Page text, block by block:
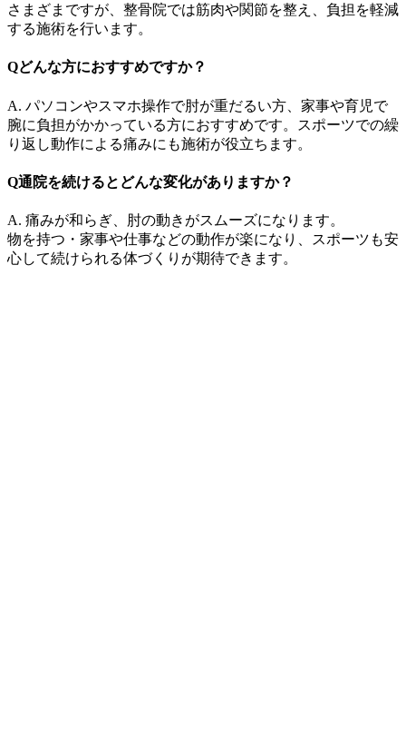
さまざまですが、整骨院では筋肉や関節を整え、負担を軽減
する施術を行います。
Qどんな方におすすめですか？
A. パソコンやスマホ操作で肘が重だるい方、家事や育児で
腕に負担がかかっている方におすすめです。スポーツでの繰
り返し動作による痛みにも施術が役立ちます。
Q通院を続けるとどんな変化がありますか？
A. 痛みが和らぎ、肘の動きがスムーズになります。
物を持つ・家事や仕事などの動作が楽になり、スポーツも安
心して続けられる体づくりが期待できます。